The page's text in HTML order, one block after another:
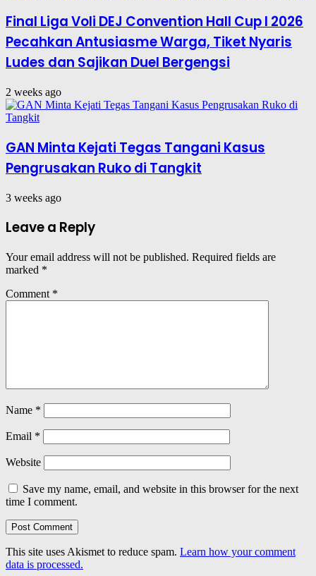
Final Liga Voli DEJ Convention Hall Cup I 2026
Pecahkan Antusiasme Warga, Tiket Nyaris
Ludes dan Sajikan Duel Bergengsi
2 weeks ago
GAN Minta Kejati Tegas Tangani Kasus
Pengrusakan Ruko di Tangkit
3 weeks ago
Leave a Reply
Your email address will not be published. Required fields are
marked *
Comment *
Name *
Email *
Website
Save my name, email, and website in this browser for the next
time I comment.
This site uses Akismet to reduce spam. Learn how your comment
data is processed.